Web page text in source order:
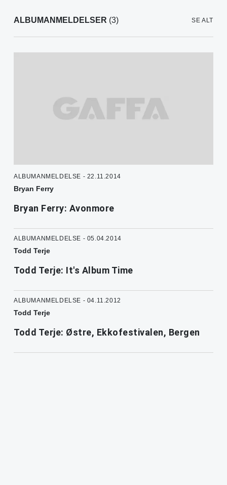
ALBUMANMELDELSER (3) SE ALT
ALBUMANMELDELSE - 22.11.2014
Bryan Ferry
Bryan Ferry: Avonmore
ALBUMANMELDELSE - 05.04.2014
Todd Terje
Todd Terje: It's Album Time
ALBUMANMELDELSE - 04.11.2012
Todd Terje
Todd Terje: Østre, Ekkofestivalen, Bergen